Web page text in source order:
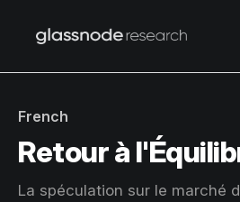
French
Retour à
La spéculation sur le marché